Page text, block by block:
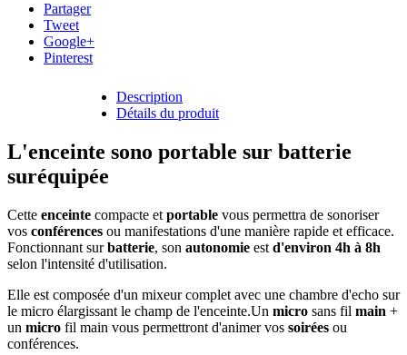
Partager
Tweet
Google+
Pinterest
Description
Détails du produit
L'enceinte sono portable sur batterie
suréquipée
Cette enceinte compacte et portable vous permettra de sonoriser
vos conférences ou manifestations d'une manière rapide et efficace.
Fonctionnant surbatterie, son autonomie est d'environ 4h à 8h
selon l'intensité d'utilisation.
Elle est composée d'un mixeur complet avec une chambre d'echo sur
le micro élargissant le champ de l'enceinte.Un micro sans fil main +
un micro fil main vous permettront d'animer vos soirées ou
conférences.